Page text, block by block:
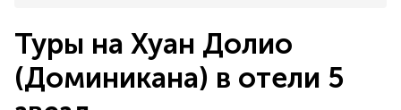
Туры на Хуан Долио
(Доминикана) в отели 5